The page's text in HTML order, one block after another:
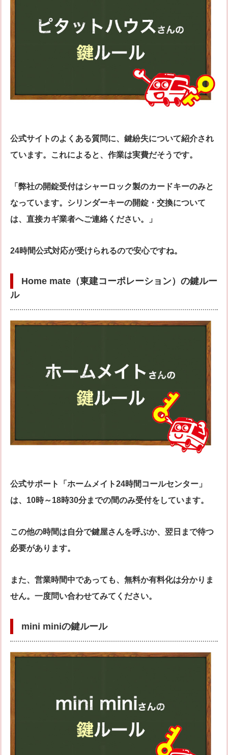
公式サイトのよくある質問に、鍵紛失について紹介され
ています。これによると、作業は実費だそうです。
「弊社の開錠受付はシャーロック製のカードキーのみと
なっています。シリンダーキーの開錠・交換について
は、直接カギ業者へご連絡ください。」
24時間公式対応が受けられるので安心ですね。
Home mate（東建コーポレーション）の鍵ルー
ル
公式サポート「ホームメイト24時間コールセンター」
は、10時～18時30分までの間のみ受付をしています。
この他の時間は自分で鍵屋さんを呼ぶか、翌日まで待つ
必要があります。
また、営業時間中であっても、無料か有料化は分かりま
せん。一度問い合わせてみてください。
mini miniの鍵ルール